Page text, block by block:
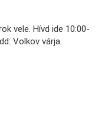
vele. Hívd ide 10:00-
Volkov várja.